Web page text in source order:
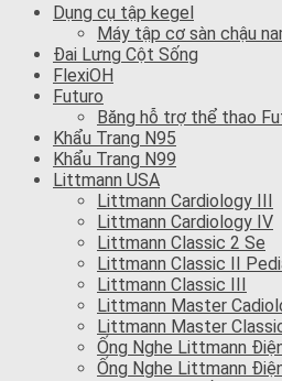
Dụng cụ tập kegel
Máy tập cơ sàn chậu
Đai Lưng Cột Sống
FlexiOH
Futuro
Băng hỗ trợ thể thao
Khẩu Trang N95
Khẩu Trang N99
Littmann USA
Littmann Cardiology III
Littmann Cardiology IV
Littmann Classic 2 Se
Littmann Classic II
Littmann Classic III
Littmann Master
Littmann Master
Ống Nghe Littmann
Ống Nghe Littmann